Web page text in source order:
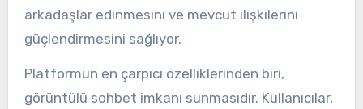
arkadaşlar edinmesini ve mevcut ilişkilerini
güçlendirmesini sağlıyor.
Platformun en çarpıcı özelliklerinden biri,
görüntülü sohbet imkanı sunmasıdır. Kullanıcılar,